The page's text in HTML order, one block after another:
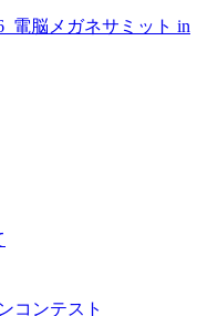
電脳メガネサミット in
コンテスト